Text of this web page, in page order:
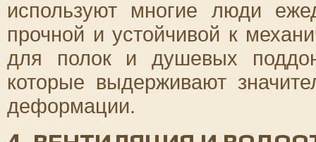
используют многие люди
прочной и устойчивой к
для полок и душевых
которые выдерживают
деформации.